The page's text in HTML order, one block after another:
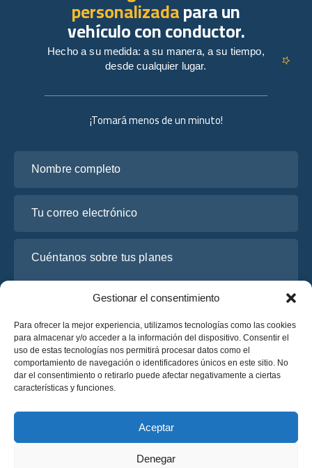
Gestionar el consentimiento
Para ofrecer la mejor experiencia, utilizamos tecnologías como las cookies
para almacenar y/o acceder a la información del dispositivo. Consentir el
uso de estas tecnologías nos permitirá procesar datos como el
comportamiento de navegación o identificadores únicos en este sitio. No
dar el consentimiento o retirarlo puede afectar negativamente a ciertas
características y funciones.
Aceptar
Denegar
¡Tomará menos de un minuto!
He leído y acepto la
Solicite un presupuesto
Solicite un presupuesto
personalizadapara un
vehículo con conductor.
Hecho a su medida: a su manera, a su tiempo,
desde cualquier lugar.